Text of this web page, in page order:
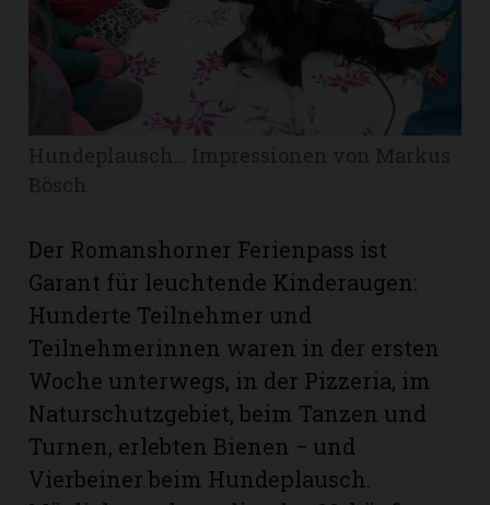
Romanshorn:
Der Romanshorner Ferienpass ist
Garant für leuchtende Kinderaugen:
Hunderte Teilnehmer und
Teilnehmerinnen waren in der ersten
Woche unterwegs, in der Pizzeria, im
Naturschutzgebiet, beim Tanzen und
Turnen, erlebten Bienen − und
Vierbeiner beim Hundeplausch.